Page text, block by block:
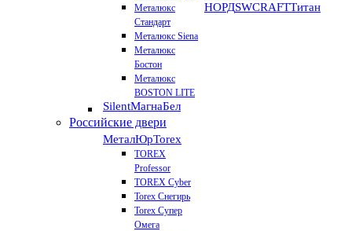
Металюкс
Стандарт
Металюкс Siena
Металюкс
Бостон
Металюкс
BOSTON LITE
SilentМагнаБел
НОРДSWCRAFTТитан
Российские двери
МеталЮрTorex
TOREX
Professor
TOREX Cyber
Torex Снегирь
Torex Супер
Омега